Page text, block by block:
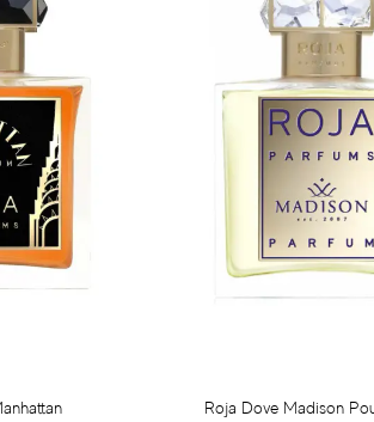
Roja Dove Madison